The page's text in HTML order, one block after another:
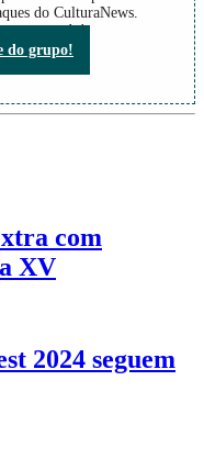
do CulturaNews.
acontecendo!
do grupo!
com
XV
2024 seguem